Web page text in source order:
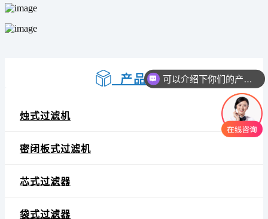
产品中心
烛式过滤机
密闭板式过滤机
芯式过滤器
袋式过滤器
可以介绍下你们的产品么
你们是怎么收费的呢